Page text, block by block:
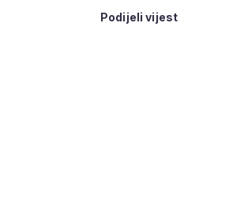
Podijeli vijest